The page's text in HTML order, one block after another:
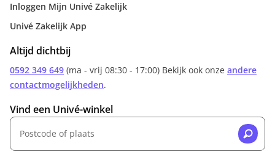
Inloggen Mijn Univé Zakelijk
Univé Zakelijk App
Altijd dichtbij
0592 349 649 (ma - vrij 08:30 - 17:00) Bekijk ook onze andere
contactmogelijkheden.
Vind een Univé-winkel